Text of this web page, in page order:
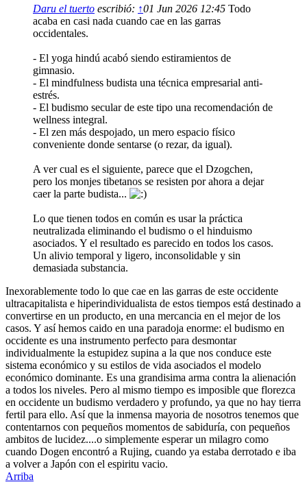
Daru el tuerto escribió: ↑01 Jun 2026 12:45 Todo
acaba en casi nada cuando cae en las garras
occidentales.
- El yoga hindú acabó siendo estiramientos de
gimnasio.
- El mindfulness budista una técnica empresarial anti-
estrés.
- El budismo secular de este tipo una recomendación de
wellness integral.
- El zen más despojado, un mero espacio físico
conveniente donde sentarse (o rezar, da igual).
A ver cual es el siguiente, parece que el Dzogchen,
pero los monjes tibetanos se resisten por ahora a dejar
caer la parte budista...
Lo que tienen todos en común es usar la práctica
neutralizada eliminando el budismo o el hinduismo
asociados. Y el resultado es parecido en todos los casos.
Un alivio temporal y ligero, inconsolidable y sin
demasiada substancia.
Inexorablemente todo lo que cae en las garras de este occidente
ultracapitalista e hiperindividualista de estos tiempos está destinado a
convertirse en un producto, en una mercancia en el mejor de los
casos. Y así hemos caido en una paradoja enorme: el budismo en
occidente es una instrumento perfecto para desmontar
individualmente la estupidez supina a la que nos conduce este
sistema económico y su estilos de vida asociados el modelo
económico dominante. Es una grandisima arma contra la alienación
a todos los niveles. Pero al mismo tiempo es imposible que florezca
en occidente un budismo verdadero y profundo, ya que no hay tierra
fertil para ello. Así que la inmensa mayoria de nosotros tenemos que
contentarnos con pequeños momentos de sabiduría, con pequeños
ambitos de lucidez....o simplemente esperar un milagro como
cuando Dogen encontró a Rujing, cuando ya estaba derrotado e iba
a volver a Japón con el espiritu vacio.
Arriba